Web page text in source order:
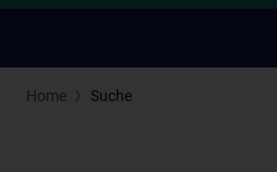
Home Suche